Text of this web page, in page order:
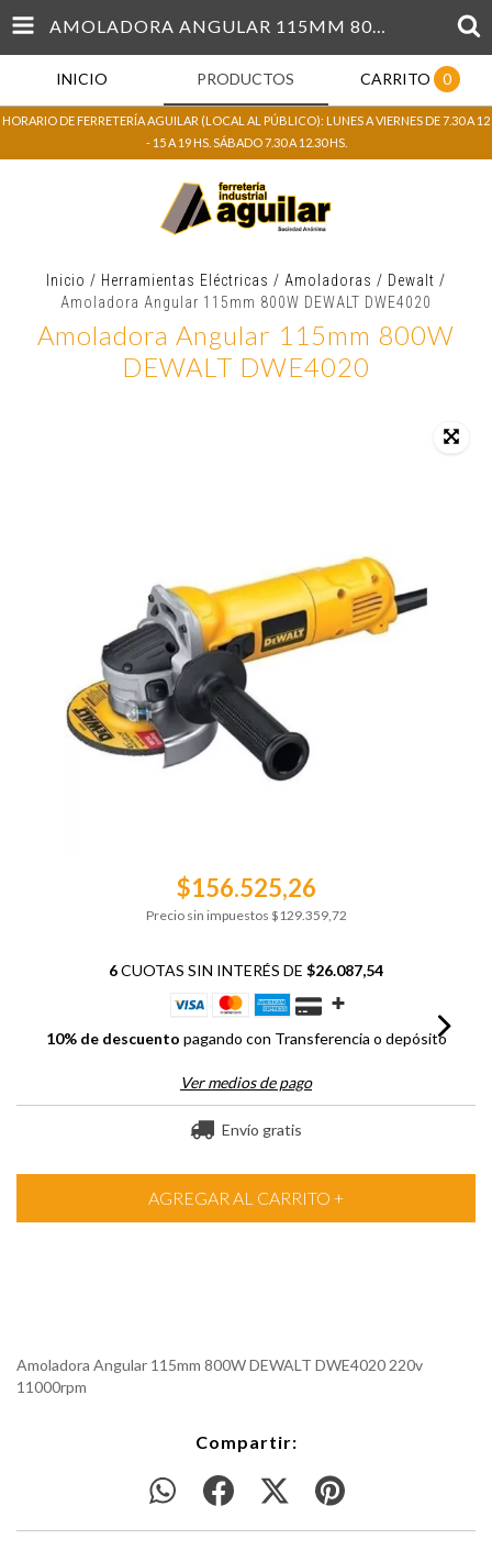
AMOLADORA ANGULAR 115MM 800W DEWALT DWE4020
INICIO PRODUCTOS CARRITO 0
HORARIO DE FERRETERÍA AGUILAR (LOCAL AL PÚBLICO): LUNES A VIERNES DE 7.30 A 12
- 15 A 19 HS. SÁBADO 7.30 A 12.30 HS.
Inicio / Herramientas Eléctricas / Amoladoras / Dewalt /
Amoladora Angular 115mm 800W DEWALT DWE4020
Amoladora Angular 115mm 800W
DEWALT DWE4020
$156.525,26
Precio sin impuestos $129.359,72
6CUOTAS SIN INTERÉS DE $26.087,54
10% de descuento pagando con Transferencia o depósito
Ver medios de pago
Envío gratis
Amoladora Angular 115mm 800W DEWALT DWE4020 220v
11000rpm
Compartir: